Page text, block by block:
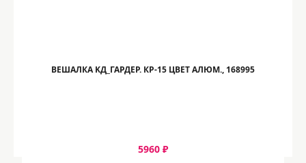
ВЕШАЛКА KД_ГАРДЕР. КР-15 ЦВЕТ АЛЮМ., 168995
5960 ₽